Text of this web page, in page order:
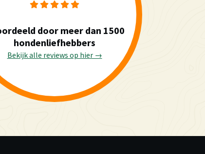
door meer dan 1500
hondenliefhebbers
Bekijk alle reviews op hier →